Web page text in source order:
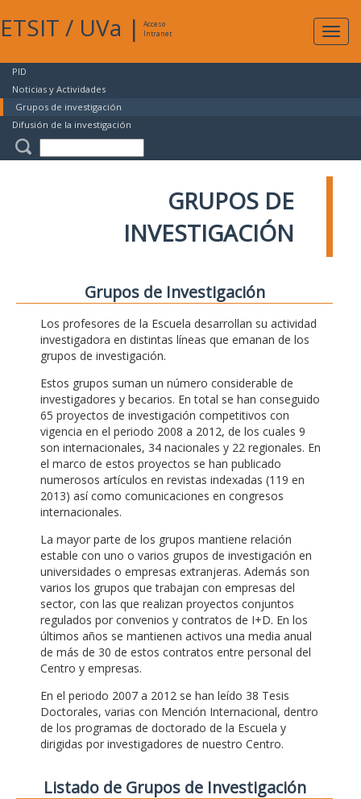
ETSIT / UVa |
Acceso
Intranet
PID
Noticias y Actividades
Grupos de investigación
Difusión de la investigación
GRUPOS DE
INVESTIGACIÓN
Grupos de Investigación
Los profesores de la Escuela desarrollan su actividad
investigadora en distintas líneas que emanan de los
grupos de investigación.
Estos grupos suman un número considerable de
investigadores y becarios. En total se han conseguido
65 proyectos de investigación competitivos con
vigencia en el periodo 2008 a 2012, de los cuales 9
son internacionales, 34 nacionales y 22 regionales. En
el marco de estos proyectos se han publicado
numerosos artículos en revistas indexadas (119 en
2013) así como comunicaciones en congresos
internacionales.
La mayor parte de los grupos mantiene relación
estable con uno o varios grupos de investigación en
universidades o empresas extranjeras. Además son
varios los grupos que trabajan con empresas del
sector, con las que realizan proyectos conjuntos
regulados por convenios y contratos de I+D. En los
últimos años se mantienen activos una media anual
de más de 30 de estos contratos entre personal del
Centro y empresas.
En el periodo 2007 a 2012 se han leído 38 Tesis
Doctorales, varias con Mención Internacional, dentro
de los programas de doctorado de la Escuela y
dirigidas por investigadores de nuestro Centro.
Listado de Grupos de Investigación